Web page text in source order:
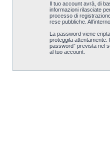
Il tuo account avrà, di
informazioni rilasciate
processo di
rese pubbliche.
La password viene
proteggila attentamente.
password” prevista nel
al tuo account.